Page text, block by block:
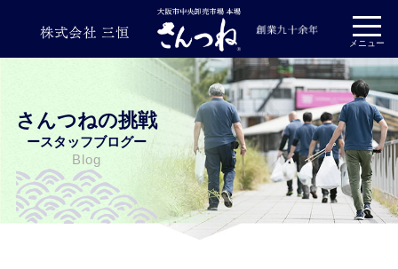
メニュー
プライバシーポリシー
さんつねの挑戦
ースタッフブログー
Blog